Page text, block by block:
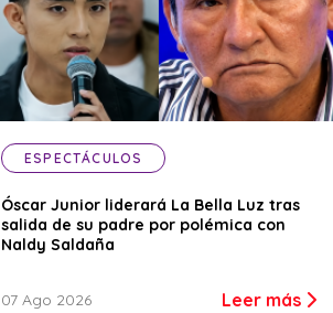
ESPECTÁCULOS
Óscar Junior liderará La Bella Luz tras
salida de su padre por polémica con
Naldy Saldaña
07 Ago 2026 Leer más